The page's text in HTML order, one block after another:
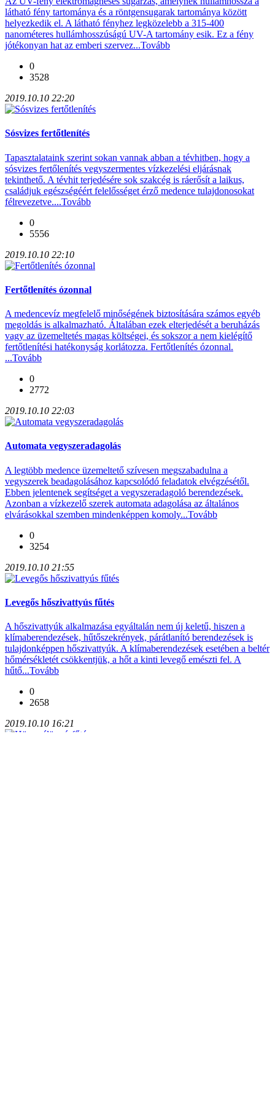
látható fény tartománya és a röntgensugarak tartománya között
helyezkedik el. A látható fényhez legközelebb a 315-400
nanométeres hullámhosszúságú UV-A tartomány esik. Ez a fény
jótékonyan hat az emberi szervez...Tovább
0
3528
2019.10.10 22:20
Sósvizes fertőtlenítés
Tapasztalataink szerint sokan vannak abban a tévhitben, hogy a
sósvizes fertőlenítés vegyszermentes vízkezelési eljárásnak
tekinthető. A tévhit terjedésére sok szakcég is ráerősít a laikus,
családjuk egészségéért felelősséget érző medence tulajdonosokat
félrevezetve....Tovább
0
5556
2019.10.10 22:10
Fertőtlenítés ózonnal
A medencevíz megfelelő minőségének biztosítására számos egyéb
megoldás is alkalmazható. Általában ezek elterjedését a beruházás
vagy az üzemeltetés magas költségei, és sokszor a nem kielégítő
fertőtlenítési hatékonyság korlátozza. Fertőtlenítés ózonnal.
...Tovább
0
2772
2019.10.10 22:03
Automata vegyszeradagolás
A legtöbb medence üzemeltető szívesen megszabadulna a
vegyszerek beadagolásához kapcsolódó feladatok elvégzésétől.
Ebben jelentenek segítséget a vegyszeradagoló berendezések.
Azonban a vízkezelő szerek automata adagolása az általános
elvárásokkal szemben mindenképpen komoly...Tovább
0
3254
2019.10.10 21:55
Levegős hőszivattyús fűtés
A hőszivattyúk alkalmazása egyáltalán nem új keletű, hiszen a
klímaberendezések, hűtőszekrények, párátlanító berendezések is
tulajdonképpen hőszivattyúk. A klímaberendezések esetében a beltér
hőmérsékletét csökkentjük, a hőt a kinti levegő emészti fel. A
hűtő...Tovább
0
2658
2019.10.10 16:21